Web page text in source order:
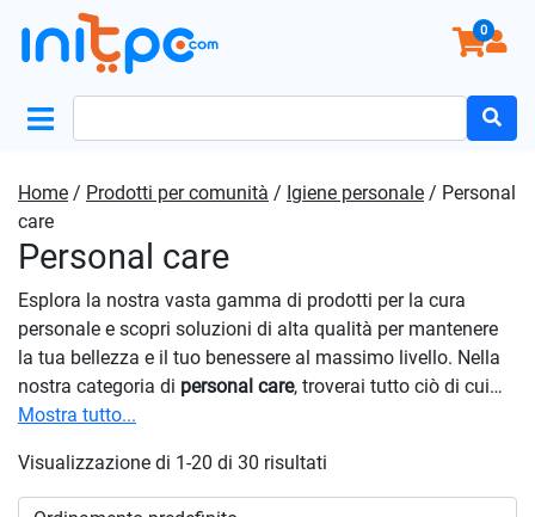
0
Home / Prodotti per comunità / Igiene personale / Personal
care
Personal care
Esplora la nostra vasta gamma di prodotti per la cura
personale e scopri soluzioni di alta qualità per mantenere
la tua bellezza e il tuo benessere al massimo livello. Nella
nostra categoria di personal care, troverai tutto ciò di cui
hai bisogno per la tua routine di cura quotidiana, dal viso al
ai piedi, offriamo una vasta gamma di prodotti per
soddisfare ogni esigenza di cura del corpo. Scegli prodotti
Mostra tutto...
Visualizzazione di 1-20 di 30 risultati